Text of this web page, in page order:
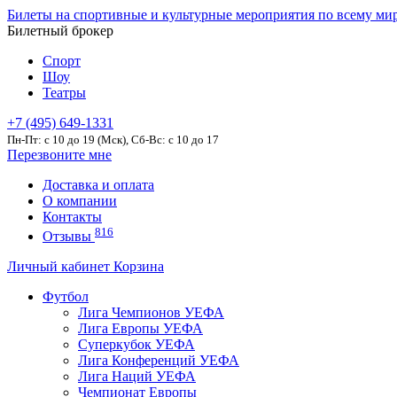
Билеты на спортивные и культурные мероприятия по всему
Билетный брокер
Спорт
Шоу
Театры
+7 (495) 649-1331
Пн-Пт: c 10 до 19 (Мск), Сб-Вс: с 10 до 17
Перезвоните мне
Доставка и оплата
О компании
Контакты
Отзывы 816
Личный кабинет Корзина
Футбол
Лига Чемпионов УЕФА
Лига Европы УЕФА
Суперкубок УЕФА
Лига Конференций УЕФА
Лига Наций УЕФА
Чемпионат Европы